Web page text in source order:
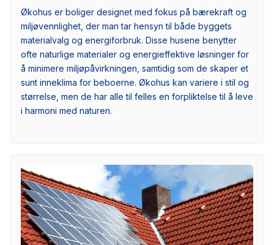
Økohus er boliger designet med fokus på bærekraft og
miljøvennlighet, der man tar hensyn til både byggets
materialvalg og energiforbruk. Disse husene benytter
ofte naturlige materialer og energieffektive løsninger for
å minimere miljøpåvirkningen, samtidig som de skaper et
sunt inneklima for beboerne. Økohus kan variere i stil og
størrelse, men de har alle til felles en forpliktelse til å leve
i harmoni med naturen.